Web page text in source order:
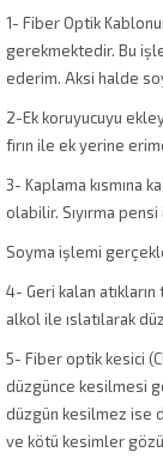
1- Fiber Optik
gerekmektedir. Bu
ederim. Aksi halde
2-Ek koruyucuyu
fırın ile ek yerine
3- Kaplama kısmına
olabilir. Sıyırma
Soyma işlemi
4- Geri kalan
alkol ile ıslatılarak
5- Fiber optik kesici
düzgünce kesilmesi
düzgün kesilmez ise
ve kötü kesimler